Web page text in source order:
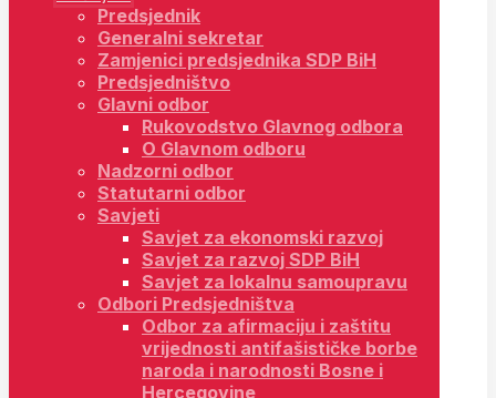
Predsjednik
Generalni sekretar
Zamjenici predsjednika SDP BiH
Predsjedništvo
Glavni odbor
Rukovodstvo Glavnog odbora
O Glavnom odboru
Nadzorni odbor
Statutarni odbor
Savjeti
Savjet za ekonomski razvoj
Savjet za razvoj SDP BiH
Savjet za lokalnu samoupravu
Odbori Predsjedništva
Odbor za afirmaciju i zaštitu
vrijednosti antifašističke borbe
naroda i narodnosti Bosne i
Hercegovine